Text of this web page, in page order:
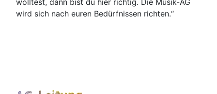
woll­test, dann bist du hier rich­tig. Die Musik-AG
wird sich nach euren Bedürf­nis­sen richten.“